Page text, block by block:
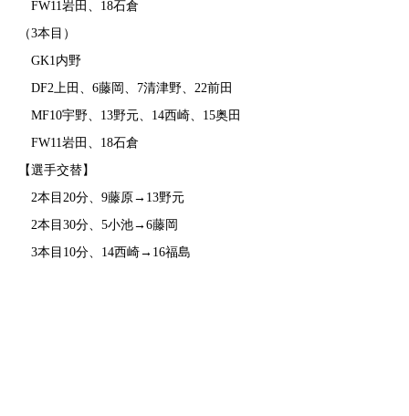
FW11岩田、18石倉
（3本目）
GK1内野
DF2上田、6藤岡、7清津野、22前田
MF10宇野、13野元、14西崎、15奥田
FW11岩田、18石倉
【選手交替】
2本目20分、9藤原→13野元
2本目30分、5小池→6藤岡
3本目10分、14西崎→16福島